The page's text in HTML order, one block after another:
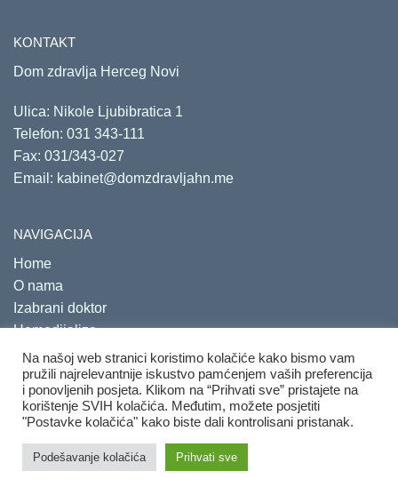
KONTAKT
Dom zdravlja Herceg Novi
Ulica: Nikole Ljubibratica 1
Telefon: 031 343-111
Fax: 031/343-027
Email: kabinet@domzdravljahn.me
NAVIGACIJA
Home
O nama
Izabrani doktor
Hemodijaliza
Savjetovališta
Copyright 2020. Sva prava su zadržana.
ECO
Na našoj web stranici koristimo kolačiće kako bismo vam
pružili najrelevantnije iskustvo pamćenjem vaših preferencija
i ponovljenih posjeta. Klikom na “Prihvati sve” pristajete na
korištenje SVIH kolačića. Međutim, možete posjetiti
"Postavke kolačića" kako biste dali kontrolisani pristanak.
Podešavanje kolačića Prihvati sve